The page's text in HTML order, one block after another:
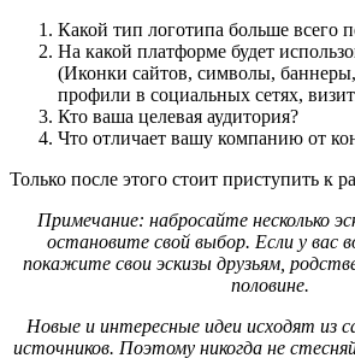
Какой тип логотипа больше всего
На какой платформе будет
(Иконки сайтов, символы, баннеры,
профили в социальных сетях,
Кто ваша целевая аудитория?
Что отличает вашу компанию от
Только после этого стоит приступить к
Примечание: набросайте несколько
остановите свой выбор. Если у вас
покажите свои эскизы друзьям,
половине.
Новые и интересные идеи исходят из
источников. Поэтому никогда не